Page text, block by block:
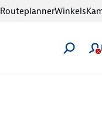
RouteplannerWinkels